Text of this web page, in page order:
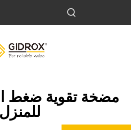
مضخة تقوية ضغط
للمنزل